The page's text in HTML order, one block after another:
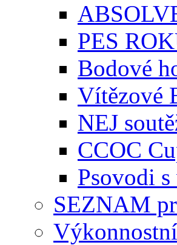
PES
Bodové
Vítězové
NEJ
CCOC
Psovodi
SEZNAM